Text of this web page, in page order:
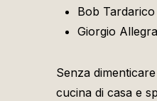
Bob Tardarico
Giorgio Allegra
Senza
cucina di casa e